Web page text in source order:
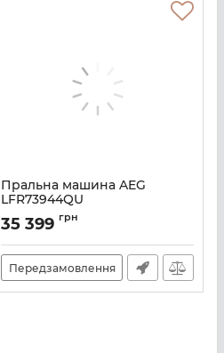
Пральна машина AEG
LFR73944QU
Артикул:A141255
35 399 грн
Передзамовлення